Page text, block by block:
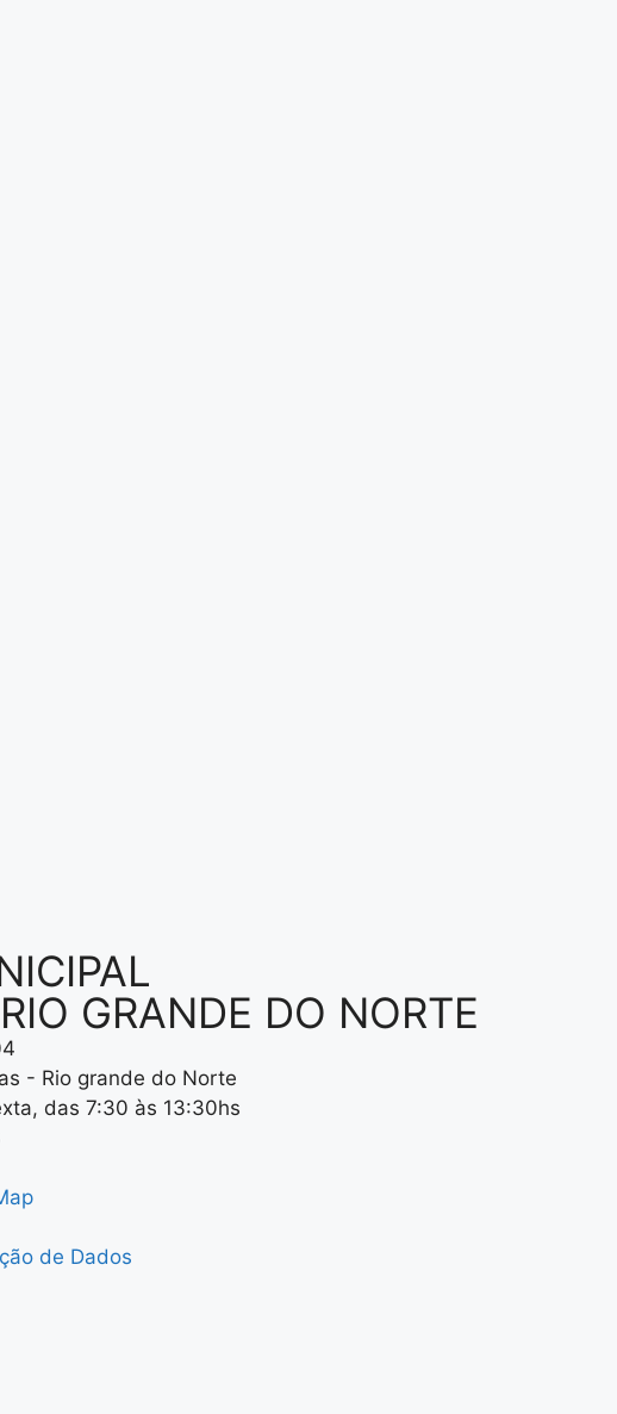
GRANDE DO NORTE
- Rio grande do Norte
das 7:30 às 13:30hs
de Dados